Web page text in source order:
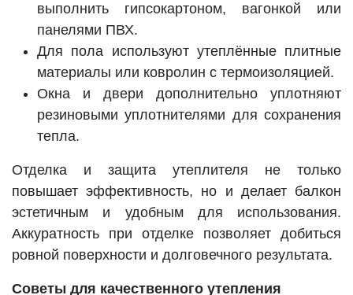
выполнить гипсокартоном, вагонкой или
панелями ПВХ.
Для пола используют утеплённые плитные
материалы или ковролин с термоизоляцией.
Окна и двери дополнительно уплотняют
резиновыми уплотнителями для сохранения
тепла.
Отделка и защита утеплителя не только
повышает эффективность, но и делает балкон
эстетичным и удобным для использования.
Аккуратность при отделке позволяет добиться
ровной поверхности и долговечного результата.
Советы для качественного утепления